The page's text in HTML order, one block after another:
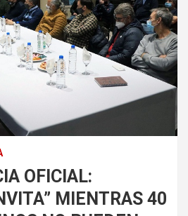
OFICIAL:
MIENTRAS 40